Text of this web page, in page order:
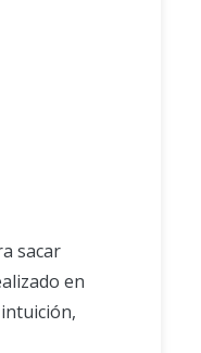
sacar
en